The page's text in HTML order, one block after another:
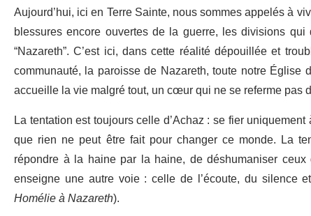
Aujourd’hui, ici en Terre Sainte, nous sommes appelés à
blessures encore ouvertes de la guerre, les divisions
“Nazareth”. C’est ici, dans cette réalité dépouillée et
communauté, la paroisse de Nazareth, toute notre
accueille la vie malgré tout, un cœur qui ne se referme pas
La tentation est toujours celle d’Achaz : se fier
que rien ne peut être fait pour changer ce monde. La
répondre à la haine par la haine, de déshumaniser
enseigne une autre voie : celle de l’écoute, du silence
Homélie à Nazareth).